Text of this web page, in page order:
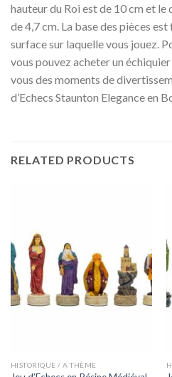
hauteur du Roi est de 10 cm et
de 4,7 cm. La base des pièces
surface sur laquelle vous jouez.
vous pouvez acheter un
vous des moments de
d’Echecs Staunton Elegance en
RELATED PRODUCTS
HISTORIQUE / A THÈME